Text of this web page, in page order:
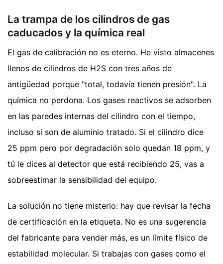
La trampa de los cilindros de gas
caducados y la química real
El gas de calibración no es eterno. He visto almacenes
llenos de cilindros de H2S con tres años de
antigüedad porque "total, todavía tienen presión". La
química no perdona. Los gases reactivos se adsorben
en las paredes internas del cilindro con el tiempo,
incluso si son de aluminio tratado. Si el cilindro dice
25 ppm pero por degradación solo quedan 18 ppm, y
tú le dices al detector que está recibiendo 25, vas a
sobreestimar la sensibilidad del equipo.
La solución no tiene misterio: hay que revisar la fecha
de certificación en la etiqueta. No es una sugerencia
del fabricante para vender más, es un límite físico de
estabilidad molecular. Si trabajas con gases como el